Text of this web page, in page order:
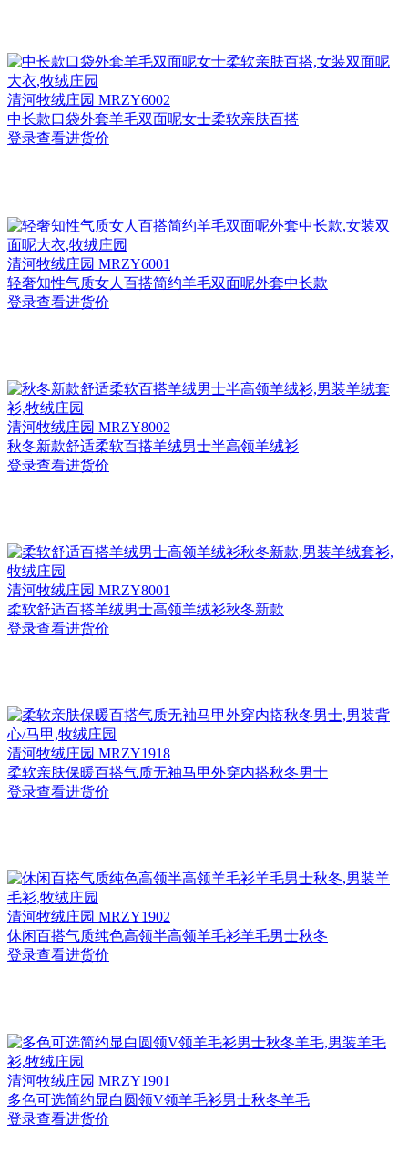
清河牧绒庄园 MRZY6002
中长款口袋外套羊毛双面呢女士柔软亲肤百搭
登录查看进货价
清河牧绒庄园 MRZY6001
轻奢知性气质女人百搭简约羊毛双面呢外套中长款
登录查看进货价
清河牧绒庄园 MRZY8002
秋冬新款舒适柔软百搭羊绒男士半高领羊绒衫
登录查看进货价
清河牧绒庄园 MRZY8001
柔软舒适百搭羊绒男士高领羊绒衫秋冬新款
登录查看进货价
清河牧绒庄园 MRZY1918
柔软亲肤保暖百搭气质无袖马甲外穿内搭秋冬男士
登录查看进货价
清河牧绒庄园 MRZY1902
休闲百搭气质纯色高领半高领羊毛衫羊毛男士秋冬
登录查看进货价
清河牧绒庄园 MRZY1901
多色可选简约显白圆领V领羊毛衫男士秋冬羊毛
登录查看进货价